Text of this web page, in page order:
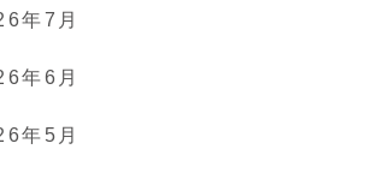
年7月
年6月
年5月